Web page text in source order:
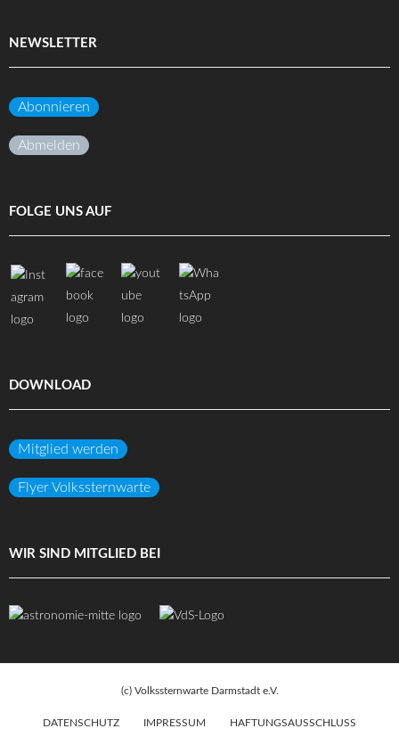
NEWSLETTER
Abonnieren
Abmelden
FOLGE UNS AUF
DOWNLOAD
Mitglied werden
Flyer Volkssternwarte
WIR SIND MITGLIED BEI
(c) Volkssternwarte Darmstadt e.V.
DATENSCHUTZ IMPRESSUM
HAFTUNGSAUSSCHLUSS